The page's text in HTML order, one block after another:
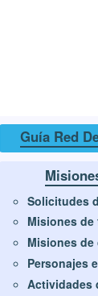
Guía Red
Solicitudes
Misiones de
Misiones de
Personajes
Actividades